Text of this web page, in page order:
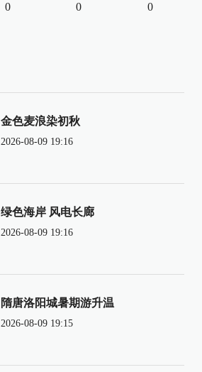
0 0 0
金色麦浪染初秋
2026-08-09 19:16
绿色海岸 风电长廊
2026-08-09 19:16
隋唐洛阳城暑期游升温
2026-08-09 19:15